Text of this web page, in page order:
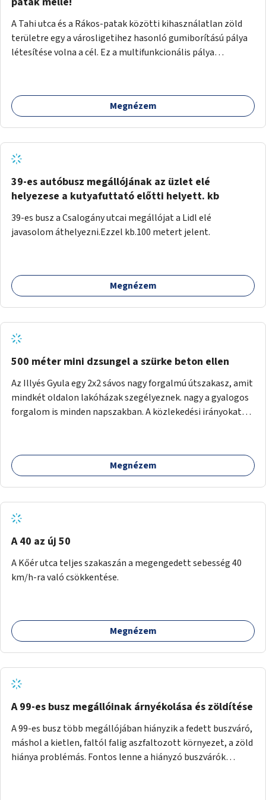
A Tahi utca és a Rákos-patak közötti kihasználatlan zöld
területre egy a városligetihez hasonló gumiborítású pálya
létesítése volna a cél. Ez a multifunkcionális pálya
Megnézem
39-es autóbusz megállójának az üzlet elé
helyezese a kutyafuttató előtti helyett. kb
39-es busz a Csalogány utcai megállójat a Lidl elé
javasolom áthelyezni.Ezzel kb.100 metert jelent.
Megnézem
500 méter mini dzsungel a szürke beton ellen
Az Illyés Gyula egy 2x2 sávos nagy forgalmú útszakasz, amit
mindkét oldalon lakóházak szegélyeznek. nagy a gyalogos
forgalom is minden napszakban. A közlekedési irányokat
szintű növényzettel, öntözőrendszerrel, esetleg
valamilyen vizes attrakcióval ami végfut mind az 500m-en.
Megnézem
A 40 az új 50
A Kőér utca teljes szakaszán a megengedett sebesség 40
km/h-ra való csökkentése.
Megnézem
A 99-es busz megállóinak árnyékolása és zöldítése
A 99-es busz több megállójában hiányzik a fedett buszváró,
máshol a kietlen, faltól falig aszfaltozott környezet, a zöld
hiánya problémás. Fontos lenne a hiányzó buszvárók